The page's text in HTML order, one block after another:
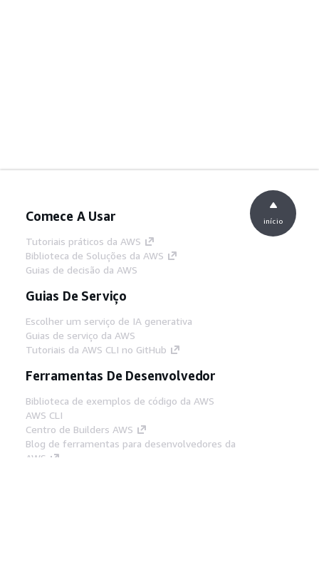
Comece A Usar
Tutoriais práticos da AWS
Biblioteca de Soluções da AWS
Guias de decisão da AWS
Guias De Serviço
Escolher um serviço de IA generativa
Guias de serviço da AWS
Tutoriais da AWS CLI no GitHub
Ferramentas De Desenvolvedor
Biblioteca de exemplos de código da AWS
AWS CLI
Centro de Builders AWS
Blog de ferramentas para desenvolvedores da
AWS
início